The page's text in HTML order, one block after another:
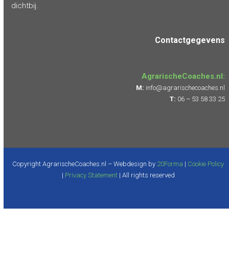
dichtbij.
Contactgegevens
AgrarischeCoaches.nl:
M: info@agrarischecoaches.nl
T: 06 – 53 58 33 25
Copyright AgrarischeCoaches.nl – Webdesign by 20Forma | Cookie Policy
| Privacy Statement| All rights reserved